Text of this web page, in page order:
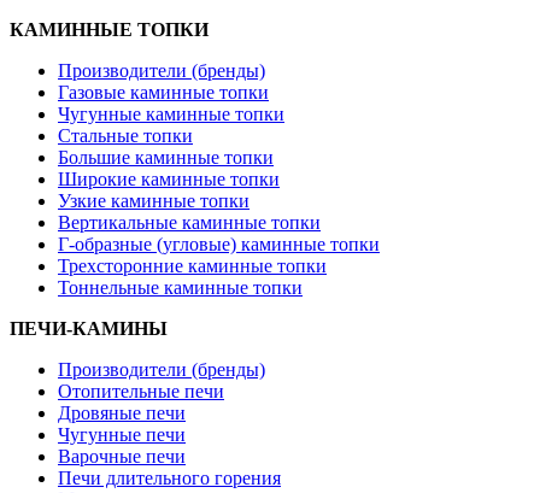
КАМИННЫЕ ТОПКИ
Производители (бренды)
Газовые каминные топки
Чугунные каминные топки
Стальные топки
Большие каминные топки
Широкие каминные топки
Узкие каминные топки
Вертикальные каминные топки
Г-образные (угловые) каминные топки
Трехсторонние каминные топки
Тоннельные каминные топки
ПЕЧИ-КАМИНЫ
Производители (бренды)
Отопительные печи
Дровяные печи
Чугунные печи
Варочные печи
Печи длительного горения